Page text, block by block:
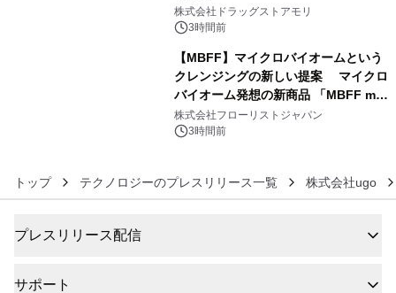
株式会社ドラッグストアモリ
3時間前
【MBFF】マイクロバイオームという
クレンジングの新しい提案 マイクロ
バイオーム発想の新商品 「MBFF mb
クレンジングPRO」を2026年8月6日
発売
株式会社フローリストジャパン
3時間前
トップ テクノロジーのプレスリリース一覧 株式会社ugo
プレスリリース配信
サポート